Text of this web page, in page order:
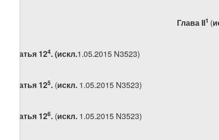
Глава II1 (
Статья 124. (искл.1.05.2015 N3523)
Статья 125. (искл. 1.05.2015 N3523)
Статья 126. (искл. 1.05.2015 N3523)